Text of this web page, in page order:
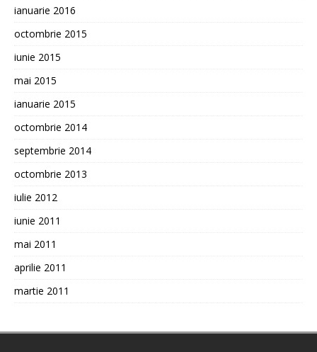
ianuarie 2016
octombrie 2015
iunie 2015
mai 2015
ianuarie 2015
octombrie 2014
septembrie 2014
octombrie 2013
iulie 2012
iunie 2011
mai 2011
aprilie 2011
martie 2011